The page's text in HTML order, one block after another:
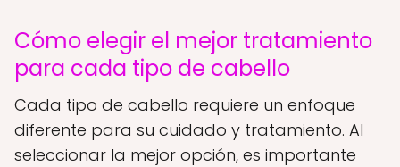
Cómo elegir el mejor tratamiento
para cada tipo de cabello
Cada tipo de cabello requiere un enfoque
diferente para su cuidado y tratamiento. Al
seleccionar la mejor opción, es importante